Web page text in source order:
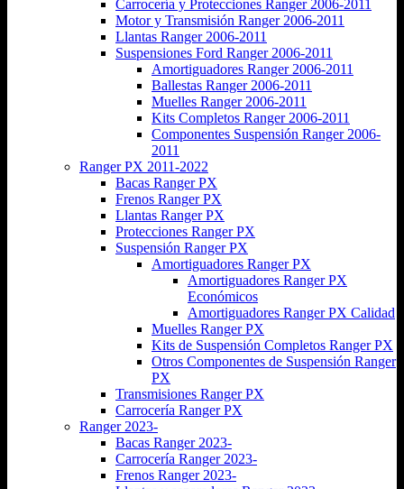
Carrocería y Protecciones Ranger 2006-2011
Motor y Transmisión Ranger 2006-2011
Llantas Ranger 2006-2011
Suspensiones Ford Ranger 2006-2011
Amortiguadores Ranger 2006-2011
Ballestas Ranger 2006-2011
Muelles Ranger 2006-2011
Kits Completos Ranger 2006-2011
Componentes Suspensión Ranger 2006-
2011
Ranger PX 2011-2022
Bacas Ranger PX
Frenos Ranger PX
Llantas Ranger PX
Protecciones Ranger PX
Suspensión Ranger PX
Amortiguadores Ranger PX
Amortiguadores Ranger PX
Económicos
Amortiguadores Ranger PX Calidad
Muelles Ranger PX
Kits de Suspensión Completos Ranger PX
Otros Componentes de Suspensión Ranger
PX
Transmisiones Ranger PX
Carrocería Ranger PX
Ranger 2023-
Bacas Ranger 2023-
Carrocería Ranger 2023-
Frenos Ranger 2023-